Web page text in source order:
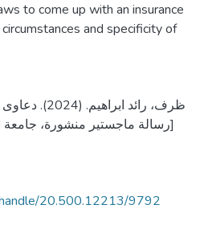
to come up with an insurance
and specificity of
ظرف، رائد
[رسالة ماجستير منشورة،
20.500.12213/9792